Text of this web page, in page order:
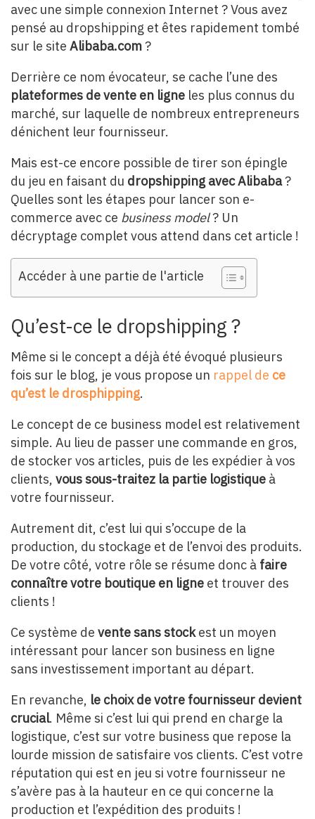
avec une simple connexion Internet ? Vous avez
pensé au dropshipping et êtes rapidement tombé
sur le site Alibaba.com?
Derrière ce nom évocateur, se cache l’une des
plateformes de vente en ligne les plus connus du
marché, sur laquelle de nombreux entrepreneurs
dénichent leur fournisseur.
Mais est-ce encore possible de tirer son épingle
du jeu en faisant du dropshipping avec Alibaba?
Quelles sont les étapes pour lancer son e-
commerce avec ce business model? Un
décryptage complet vous attend dans cet article !
Accéder à une partie de l'article
Qu’est-ce le dropshipping ?
Même si le concept a déjà été évoqué plusieurs
fois sur le blog, je vous propose un rappel de ce
qu’est le drosphipping.
Le concept de ce business model est relativement
simple. Au lieu de passer une commande en gros,
de stocker vos articles, puis de les expédier à vos
clients, vous sous-traitez la partie logistique à
votre fournisseur.
Autrement dit, c’est lui qui s’occupe de la
production, du stockage et de l’envoi des produits.
De votre côté, votre rôle se résume donc à faire
connaître votre boutique en ligne et trouver des
clients !
Ce système de vente sans stockest un moyen
intéressant pour lancer son business en ligne
sans investissement important au départ.
En revanche, le choix de votre fournisseur devient
crucial. Même si c’est lui qui prend en charge la
logistique, c’est sur votre business que repose la
lourde mission de satisfaire vos clients. C’est votre
réputation qui est en jeu si votre fournisseur ne
s’avère pas à la hauteur en ce qui concerne la
production et l’expédition des produits !